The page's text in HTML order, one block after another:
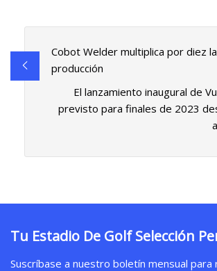
Cobot Welder multiplica por diez la
producción
El lanzamiento inaugural de
previsto para finales de 2023
Tu Estadio De Golf Selección
Suscríbase a nuestro boletín mensual para